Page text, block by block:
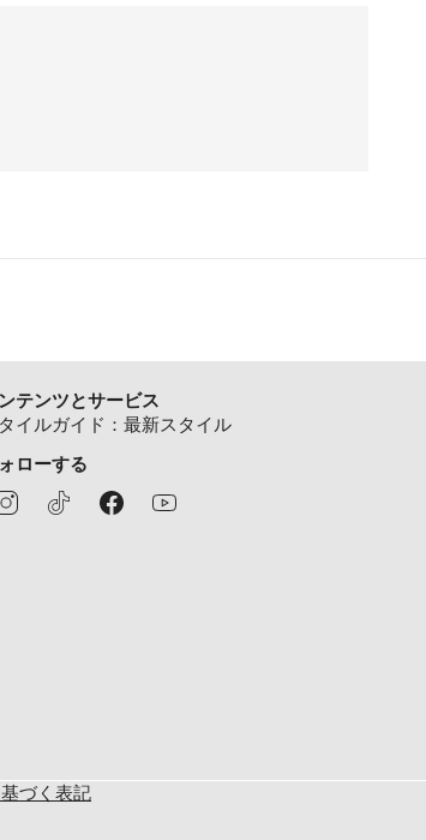
テンツとサービス
イルガイド：最新スタイル
ローする
づく表記